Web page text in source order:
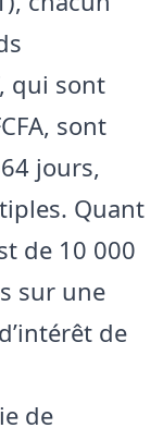
qui sont
sont
jours,
Quant
de 10 000
sur une
de
de